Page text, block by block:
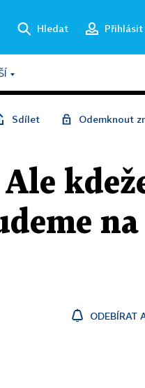
Hledat Přihlásit
Sdílet Odemknout
na
ODEBÍRAT